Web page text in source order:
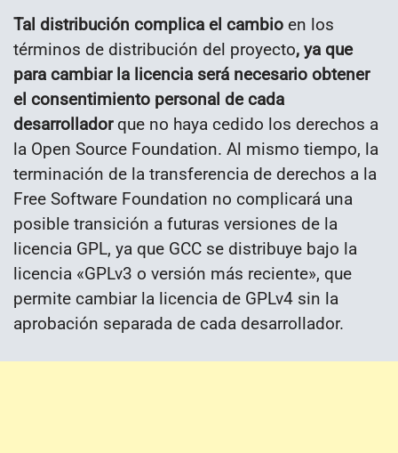
Tal distribución complica el cambio en los
términos de distribución del proyecto, ya que
para cambiar la licencia será necesario obtener
el consentimiento personal de cada
desarrolladorque no haya cedido los derechos a
la Open Source Foundation. Al mismo tiempo, la
terminación de la transferencia de derechos a la
Free Software Foundation no complicará una
posible transición a futuras versiones de la
licencia GPL, ya que GCC se distribuye bajo la
licencia «GPLv3 o versión más reciente», que
permite cambiar la licencia de GPLv4 sin la
aprobación separada de cada desarrollador.